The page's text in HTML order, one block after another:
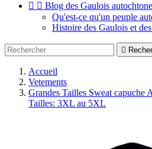
  Blog des Gaulois
Qu'est-ce qu'un peuple
Histoire des Gaulois et

Accueil
Vetements
Grandes Tailles Sweat capuche
Tailles: 3XL au 5XL